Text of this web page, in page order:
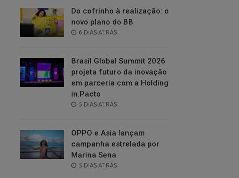
Do cofrinho à realização: o
novo plano do BB
POSTED
6 DIAS ATRÁS
Brasil Global Summit 2026
projeta futuro da inovação
em parceria com a Holding
in.Pacto
POSTED
5 DIAS ATRÁS
OPPO e Asia lançam
campanha estrelada por
Marina Sena
POSTED
5 DIAS ATRÁS